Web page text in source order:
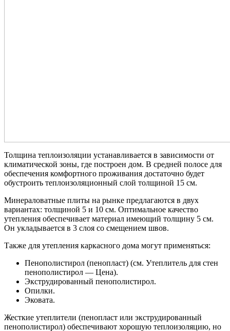
Толщина теплоизоляции устанавливается в зависимости от
климатической зоны, где построен дом. В средней полосе для
обеспечения комфортного проживания достаточно будет
обустроить теплоизоляционный слой толщиной 15 см.
Минераловатные плиты на рынке предлагаются в двух
вариантах: толщиной 5 и 10 см. Оптимальное качество
утепления обеспечивает материал имеющий толщину 5 см.
Он укладывается в 3 слоя со смещением швов.
Также для утепления каркасного дома могут применяться:
Пенополистирол (пенопласт) (см. Утеплитель для стен
пенополистирол — Цена).
Экструдированный пенополистирол.
Опилки.
Эковата.
Жесткие утеплители (пенопласт или экструдированный
пенополистирол) обеспечивают хорошую теплоизоляцию, но